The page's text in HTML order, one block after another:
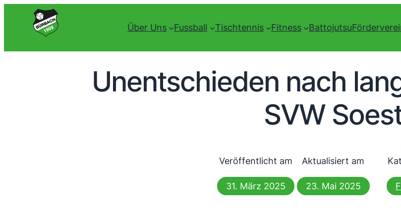
Über Uns Fussball Tischtennis Fitness Battojutsu
Unentschieden nach
SVW
Veröffentlicht am
31. März 2025
Aktualisiert am
23. Mai 2025